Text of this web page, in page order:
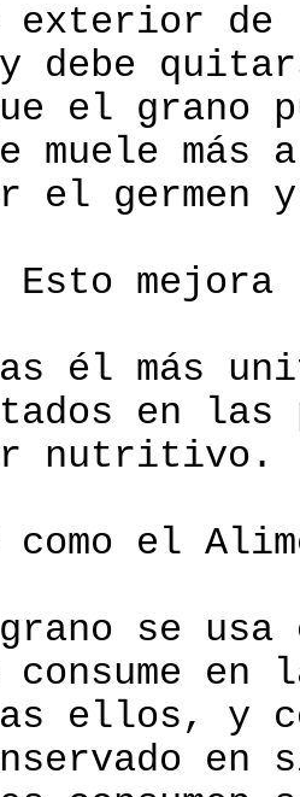
exterior de
debe
el grano
muele más
el germen
mejora
él más
en las
nutritivo.
como el
se
en
ellos, y